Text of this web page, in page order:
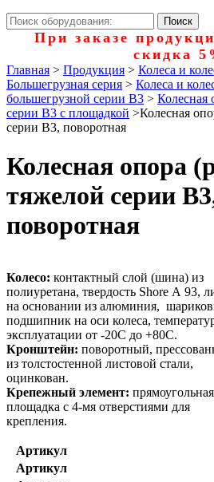
При заказе
скидка
Главная > Продукция > Колеса и
Большегрузная серия > Колеса и
большегрузной серии В3 > Колесная
серии B3 с площадкой >Колесная
серии B3, поворотная
Колесная опора
тяжелой серии
поворотная
Колесо: контактный слой (шина) из
полиуретана, твердость Shore А 93,
на основании из алюминия,
подшипник на оси колеса,
эксплуатации от -20С до +80С.
Кронштейн: поворотный,
из толстостенной листовой стали,
оцинкован.
Крепежный элемент: прямоугольная
площадка с 4-мя отверстиями для
крепления.
Артикул
Артикул